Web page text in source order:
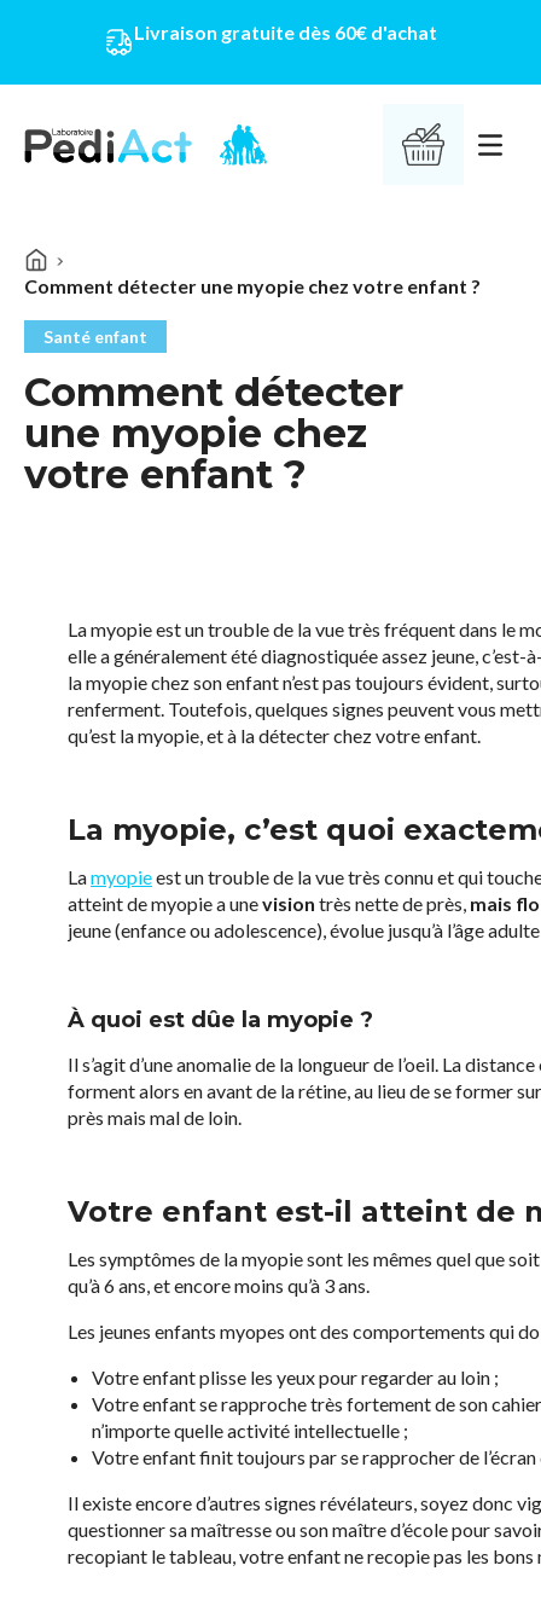
Livraison gratuite dès 60€ d'achat
Comment détecter une myopie chez votre enfant ?
Santé enfant
Comment détecter
une myopie chez
votre enfant ?
La myopie est un trouble de la vue très fréquent dans le
elle a généralement été diagnostiquée assez jeune,
la myopie chez son enfant n’est pas toujours évident,
renferment. Toutefois, quelques signes peuvent vous
qu’est la myopie, et à la détecter chez votre enfant.
La myopie, c’est quoi
Lamyopieest un trouble de la vue très connu et qui
atteint de myopie a unevision très nette de près, mais
jeune (enfance ou adolescence), évolue jusqu’à l’âge
À quoi est dûe la myopie ?
Il s’agit d’une anomalie de la longueur de l’oeil. La
forment alors en avant de la rétine, au lieu de se former
près mais mal de loin.
Votre enfant est-il atteint de
Les symptômes de la myopie sont les mêmes quel que
qu’à 6 ans, et encore moins qu’à 3 ans.
Les jeunes enfants myopes ont des comportements qui
Votre enfant plisse les yeux pour regarder au loin ;
Votre enfant se rapproche très fortement de son
n’importe quelle activité intellectuelle ;
Votre enfant finit toujours par se rapprocher de
Il existe encore d’autres signes révélateurs, soyez donc
questionner sa maîtresse ou son maître d’école pour
recopiant le tableau, votre enfant ne recopie pas les bons